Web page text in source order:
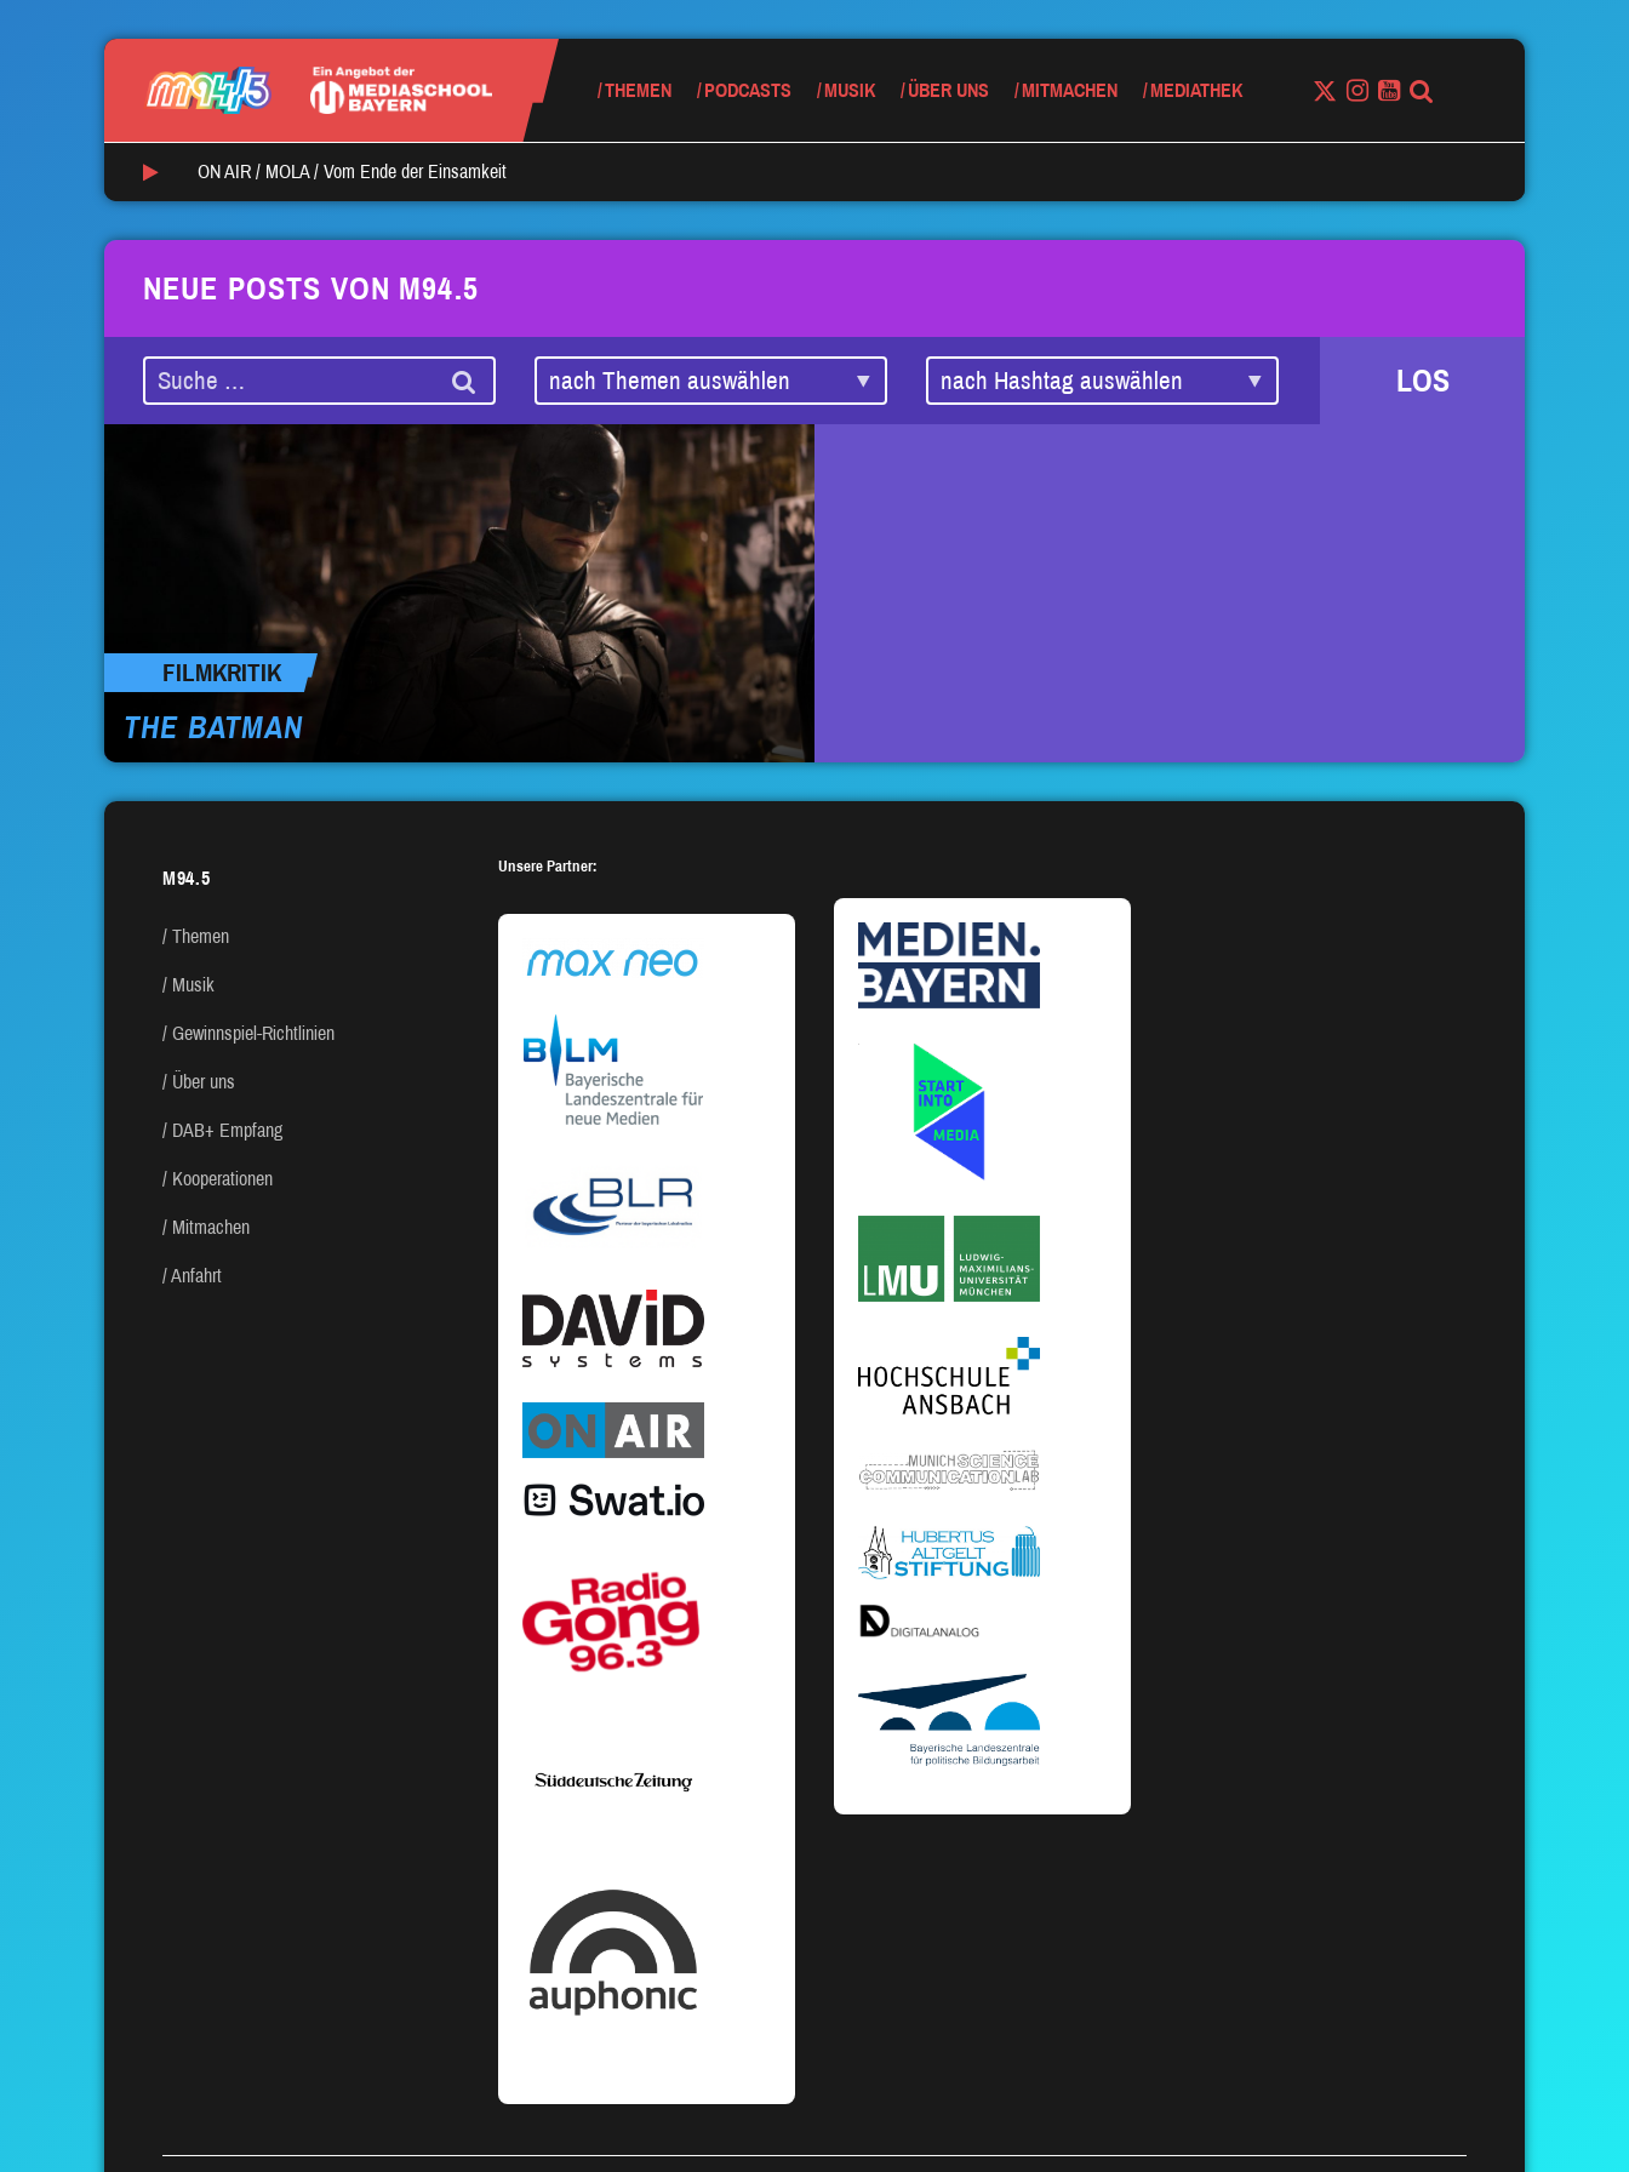
THEMEN PODCASTS MUSIK ÜBER UNS MITMACHEN MEDIATHEK
ON AIR / MOLA/ Vom Ende der Einsamkeit
NEUE POSTS VON M94.5
LOS
FILMKRITIK
THE BATMAN
M94.5
Themen
Musik
Gewinnspiel-Richtlinien
Über uns
DAB+ Empfang
Kooperationen
Mitmachen
Anfahrt
Unsere Partner: